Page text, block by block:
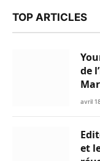
TOP ARTICLES
de
avril
et